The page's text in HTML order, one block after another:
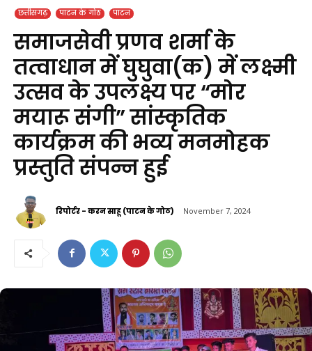
छत्तीसगढ़ पाटन के गोठ पाटन
समाजसेवी प्रणव शर्मा के
तत्वाधान में घुघुवा(क) में लक्ष्मी
उत्सव के उपलक्ष्य पर “मोर
मयारू संगी” सांस्कृतिक
कार्यक्रम की भव्य मनमोहक
प्रस्तुति संपन्न हुई
रिपोर्टर - करन साहू (पाटन के गोठ) November 7, 2024